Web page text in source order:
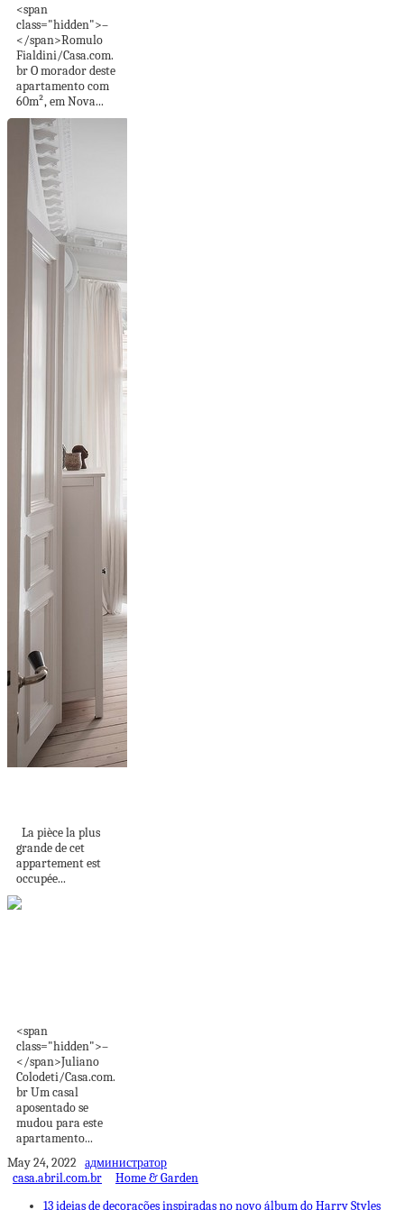
<span
class="hidden">–
</span>Romulo
Fialdini/Casa.com.
br O morador deste
apartamento com
60m², em Nova...
La pièce la plus
grande de cet
appartement est
occupée...
<span
class="hidden">–
</span>Juliano
Colodeti/Casa.com.
br Um casal
aposentado se
mudou para este
apartamento...
May 24, 2022 администратор
casa.abril.com.br
Home & Garden
13 ideias de decorações inspiradas no novo álbum do Harry Styles